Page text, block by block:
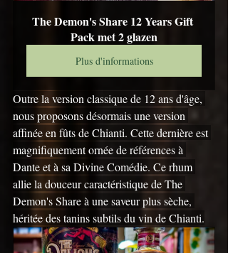
The Demon's Share 12 Years Gift
Pack met 2 glazen
Plus d'informations
Outre la version classique de 12 ans d'âge,
nous proposons désormais une version
affinée en fûts de Chianti. Cette dernière est
magnifiquement ornée de références à
Dante et à sa Divine Comédie. Ce rhum
allie la douceur caractéristique de The
Demon's Share à une saveur plus sèche,
héritée des tanins subtils du vin de Chianti.